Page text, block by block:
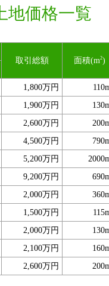
地価格一覧
取引総額
面積(m2)
1,800万円
1,900万円
2,600万円
4,500万円
5,200万円
9,200万円
2,000万円
1,500万円
2,000万円
2,100万円
2,600万円